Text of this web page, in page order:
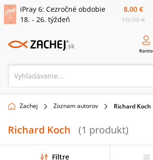
iPray 6: Cezročné obdobie
18. - 26. týždeň
8,00 €
10,00 €
Konto
Zachej Zoznam autorov Richard Koch
Richard Koch (1 produkt)
Filtre